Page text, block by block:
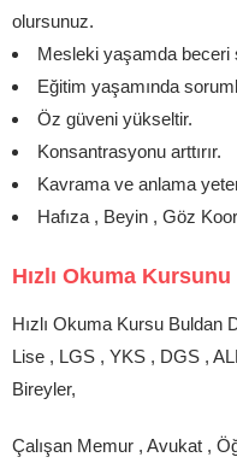
olursunuz.
Mesleki yaşamda beceri
Eğitim yaşamında
Öz güveni yükseltir.
Konsantrasyonu arttırır.
Kavrama ve anlama
Hafıza , Beyin , Göz
Hızlı Okuma
Hızlı Okuma Kursu Buldan
Lise , LGS , YKS , DGS ,
Bireyler,
Çalışan Memur , Avukat ,